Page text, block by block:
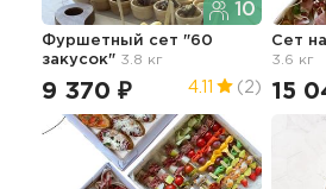
10
Фуршетный сет "60
закусок" 3.8 кг
9 370 ₽ 4.11 (2)
Сет
3.6 кг
15